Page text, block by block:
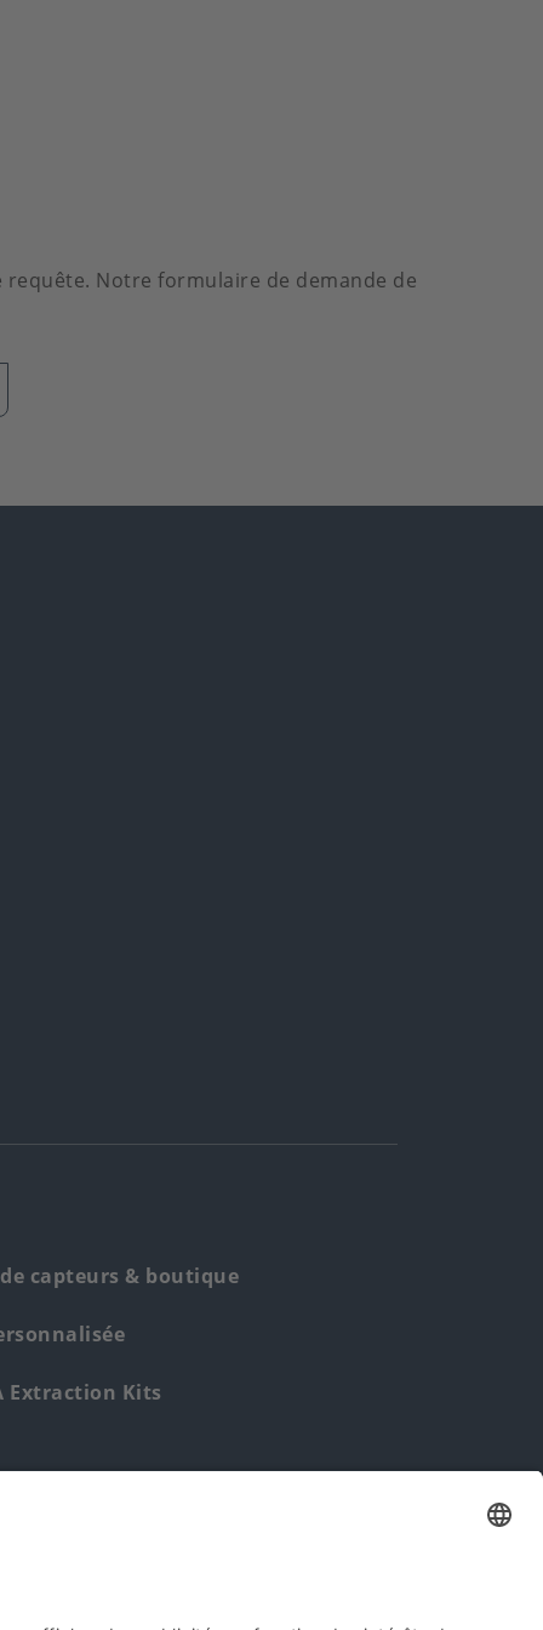
Notre formulaire de demande de
capteurs & boutique
Extraction Kits